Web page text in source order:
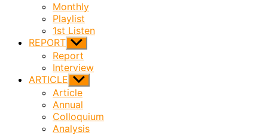
Monthly
Playlist
1st Listen
REPORT Show
sub
menu
Report
Interview
ARTICLE Show
sub
menu
Article
Annual
Colloquium
Analysis